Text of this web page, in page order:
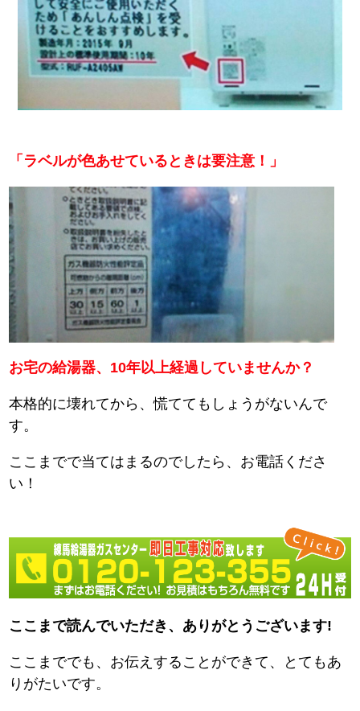
「ラベルが色あせているときは要注意！」
お宅の給湯器、10年以上経過していませんか？
本格的に壊れてから、慌ててもしょうがないんで
す。
ここまでで当てはまるのでしたら、お電話くださ
い！
ここまで読んでいただき、ありがとうございます!
ここまででも、お伝えすることができて、とてもあ
りがたいです。